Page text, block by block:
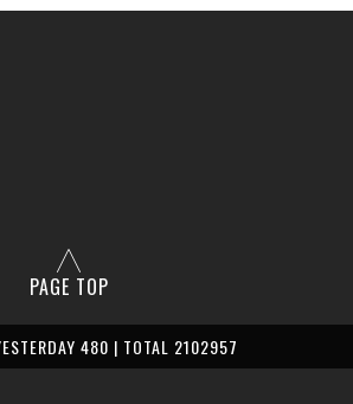
PAGE TOP
480 | TOTAL 2102957